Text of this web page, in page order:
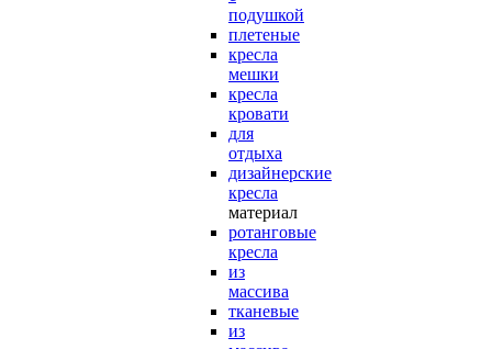
подушкой
плетеные
кресла
мешки
кресла
кровати
для
отдыха
дизайнерские
кресла
материал
ротанговые
кресла
из
массива
тканевые
из